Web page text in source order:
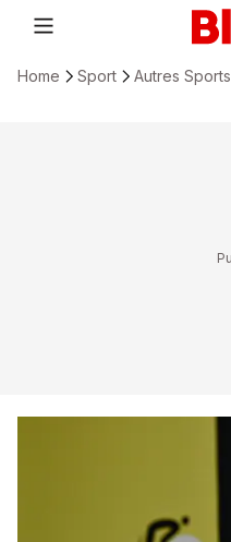
Home Sport Autres Sports